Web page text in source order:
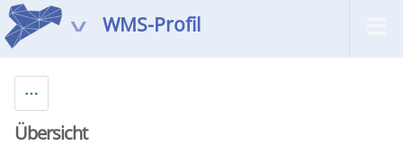
WMS-Profil
Übersicht